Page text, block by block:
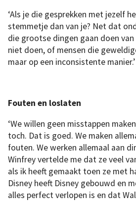
‘Als je die gesprekken met jezelf
stemmetje dan van je? Net dat
die grootse dingen gaan doen
niet doen, of mensen die
maar op een inconsistente manier.’
meisje
in
een
weeshuis
dat
ervan
droomt
tenniskampioene
te
worden.
Fouten en loslaten
‘We willen geen misstappen
toch. Dat is goed. We maken
fouten. We werken allemaal aan
Winfrey vertelde me dat ze veel
als ik heeft gemaakt toen ze met
Disney heeft Disney gebouwd en
alles perfect verlopen is en dat